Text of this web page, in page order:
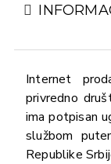
Internet
privredno
ima potpisan
službom
Republike